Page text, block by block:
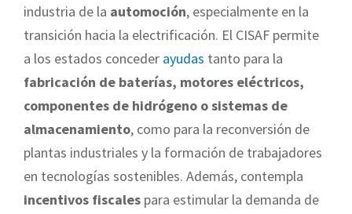
industria de la automoción, especialmente en la
transición hacia la electrificación. El CISAF permite
a los estados conceder ayudas tanto para la
fabricación de baterías, motores eléctricos,
componentes de hidrógeno o sistemas de
almacenamiento, como para la reconversión de
plantas industriales y la formación de trabajadores
en tecnologías sostenibles. Además, contempla
incentivos fiscales para estimular la demanda de